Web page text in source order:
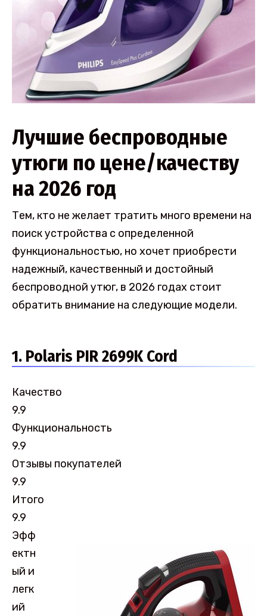
Лучшие беспроводные
утюги по цене/качеству
на 2026 год
Тем, кто не желает тратить много времени на
поиск устройства с определенной
функциональностью, но хочет приобрести
надежный, качественный и достойный
беспроводной утюг, в 2026 годах стоит
обратить внимание на следующие модели.
1. Polaris PIR 2699K Cord
Качество
9.9
Функциональность
9.9
Отзывы покупателей
9.9
Итого
9.9
Эфф
ектн
ый и
легк
ий